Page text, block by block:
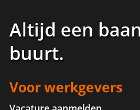
Altijd een
buurt.
Voor werkgevers